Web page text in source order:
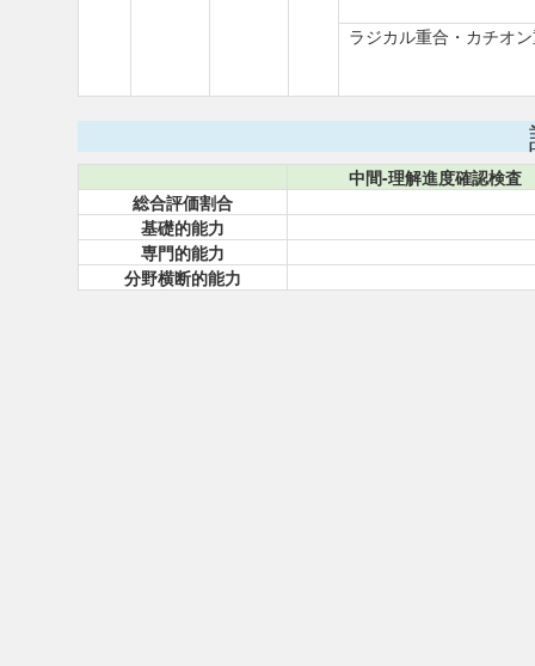
ラジカル重合・カチオ
中間-理解進度確認検査
総合評価割合
基礎的能力
専門的能力
分野横断的能力